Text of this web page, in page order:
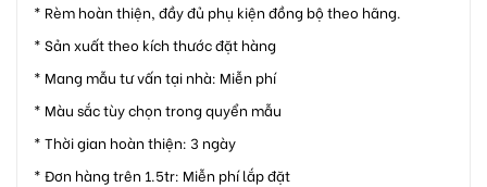
* Rèm hoàn thiện, đầy đủ phụ kiện đồng bộ theo hãng.
* Sản xuất theo kích thước đặt hàng
* Mang mẫu tư vấn tại nhà: Miễn phí
* Màu sắc tùy chọn trong quyển mẫu
* Thời gian hoàn thiện: 3 ngày
* Đơn hàng trên 1.5tr: Miễn phí lắp đặt